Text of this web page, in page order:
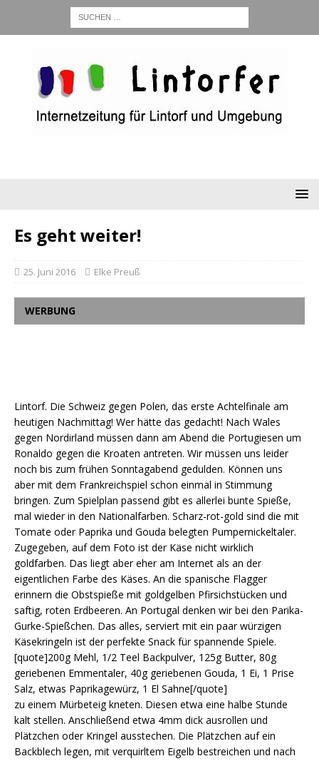
Es geht weiter!
25. Juni 2016 Elke Preuß
WERBUNG
Lintorf. Die Schweiz gegen Polen, das erste Achtelfinale am
heutigen Nachmittag! Wer hätte das gedacht! Nach Wales
gegen Nordirland müssen dann am Abend die Portugiesen um
Ronaldo gegen die Kroaten antreten. Wir müssen uns leider
noch bis zum frühen Sonntagabend gedulden. Können uns
aber mit dem Frankreichspiel schon einmal in Stimmung
bringen. Zum Spielplan passend gibt es allerlei bunte Spieße,
mal wieder in den Nationalfarben. Scharz-rot-gold sind die mit
Tomate oder Paprika und Gouda belegten Pumpernickeltaler.
Zugegeben, auf dem Foto ist der Käse nicht wirklich
goldfarben. Das liegt aber eher am Internet als an der
eigentlichen Farbe des Käses. An die spanische Flagger
erinnern die Obstspieße mit goldgelben Pfirsichstücken und
saftig, roten Erdbeeren. An Portugal denken wir bei den Parika-
Gurke-Spießchen. Das alles, serviert mit ein paar würzigen
Käsekringeln ist der perfekte Snack für spannende Spiele.
[quote]200g Mehl, 1/2 Teel Backpulver, 125g Butter, 80g
geriebenen Emmentaler, 40g geriebenen Gouda, 1 Ei, 1 Prise
Salz, etwas Paprikagewürz, 1 El Sahne[/quote]
zu einem Mürbeteig kneten. Diesen etwa eine halbe Stunde
kalt stellen. Anschließend etwa 4mm dick ausrollen und
Plätzchen oder Kringel ausstechen. Die Plätzchen auf ein
Backblech legen, mit verquirltem Eigelb bestreichen und nach